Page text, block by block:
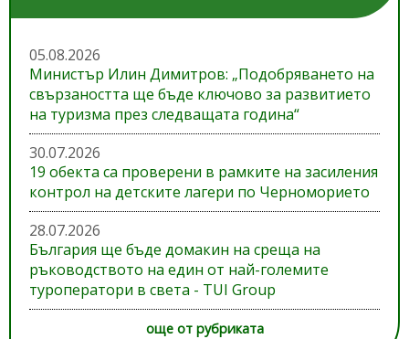
05.08.2026
Министър Илин Димитров: „Подобряването на
свързаността ще бъде ключово за развитието
на туризма през следващата година“
30.07.2026
19 обекта са проверени в рамките на засиления
контрол на детските лагери по Черноморието
28.07.2026
България ще бъде домакин на среща на
ръководството на един от най-големите
туроператори в света - TUI Group
още от рубриката